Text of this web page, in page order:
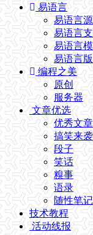
易语言
易语言
易语言
易语言
易语言
编程之美
原创
服务器
文章优选
优秀文章
搞笑来袭
段子
笑话
糗事
语录
随性笔记
技术教程
活动线报